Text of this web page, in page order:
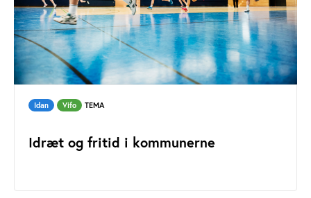
Idan Vifo TEMA
Idræt og fritid i kommunerne